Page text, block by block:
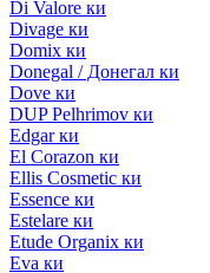
Di Valore ки
Divage ки
Domix ки
Donegal / Донегал ки
Dove ки
DUP Pelhrimov ки
Edgar ки
El Corazon ки
Ellis Cosmetic ки
Essence ки
Estelare ки
Etude Organix ки
Eva ки